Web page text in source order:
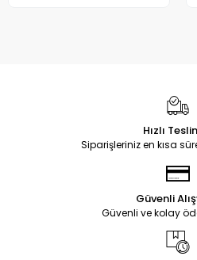
Hızlı
Siparişleriniz en kısa
Güvenli
Güvenli ve kolay